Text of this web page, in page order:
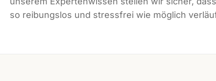
so reibungslos und stressfrei wie möglich